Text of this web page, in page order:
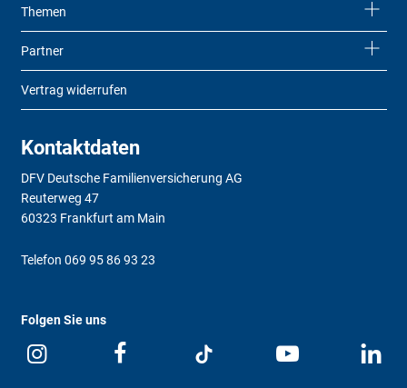
Themen
Partner
Vertrag widerrufen
Kontaktdaten
DFV Deutsche Familienversicherung AG
Reuterweg 47
60323 Frankfurt am Main
Telefon 069 95 86 93 23
Folgen Sie uns